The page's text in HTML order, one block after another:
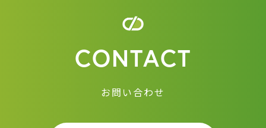
CONTACT
お問い合わせ